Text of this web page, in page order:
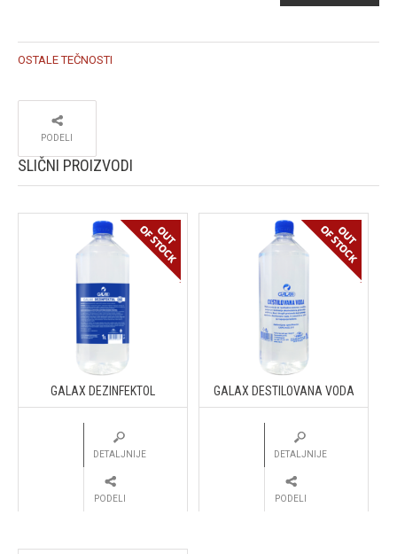
OSTALE TEČNOSTI
PODELI
SLIČNI PROIZVODI
GALAX DEZINFEKTOL
DETALJNIJE
PODELI
GALAX DESTILOVANA VODA
DETALJNIJE
PODELI